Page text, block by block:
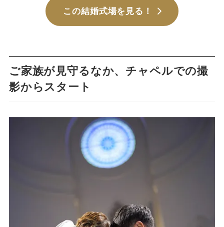
この結婚式場を見る！
ご家族が見守るなか、チャペルでの撮
影からスタート